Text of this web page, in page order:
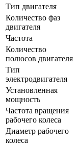
Тип двигателя
Количество фаз
двигателя
Частота
Количество
полюсов двигателя
Тип
электродвигателя
Установленная
мощность
Частота вращения
рабочего колеса
Диаметр рабочего
колеса